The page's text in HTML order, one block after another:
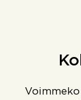
Voimmeko